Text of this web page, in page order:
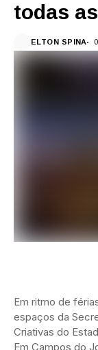
todas
ELTON SPINA
Em ritmo de
espaços da
Criativas do
Em Campos do